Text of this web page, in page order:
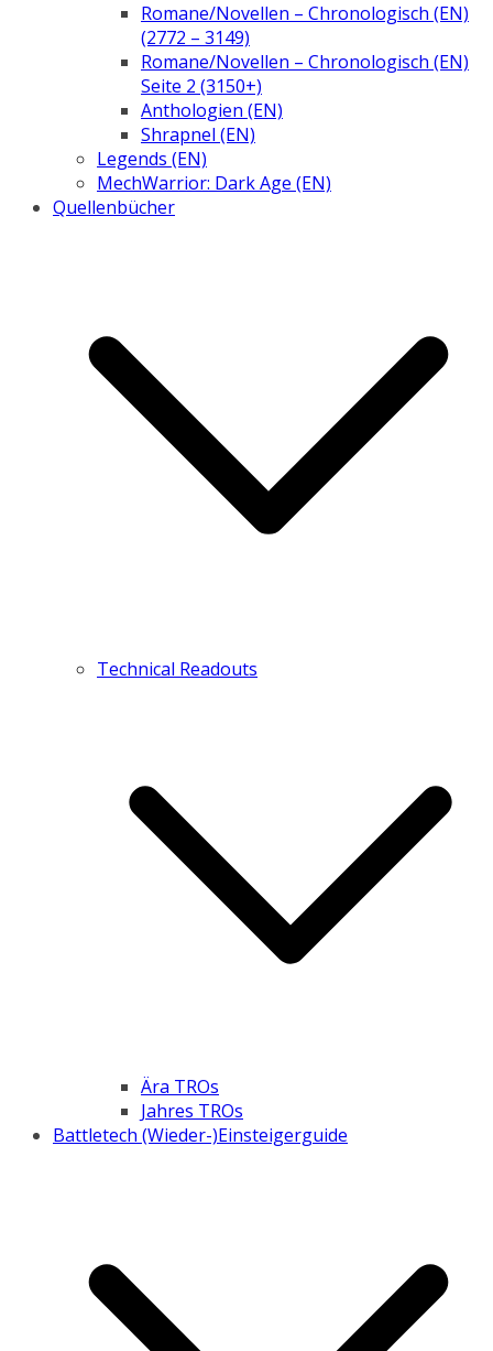
Romane/Novellen – Chronologisch (EN)
(2772 – 3149)
Romane/Novellen – Chronologisch (EN)
Seite 2 (3150+)
Anthologien (EN)
Shrapnel (EN)
Legends (EN)
MechWarrior: Dark Age (EN)
Quellenbücher
Technical Readouts
Ära TROs
Jahres TROs
Battletech (Wieder-)Einsteigerguide